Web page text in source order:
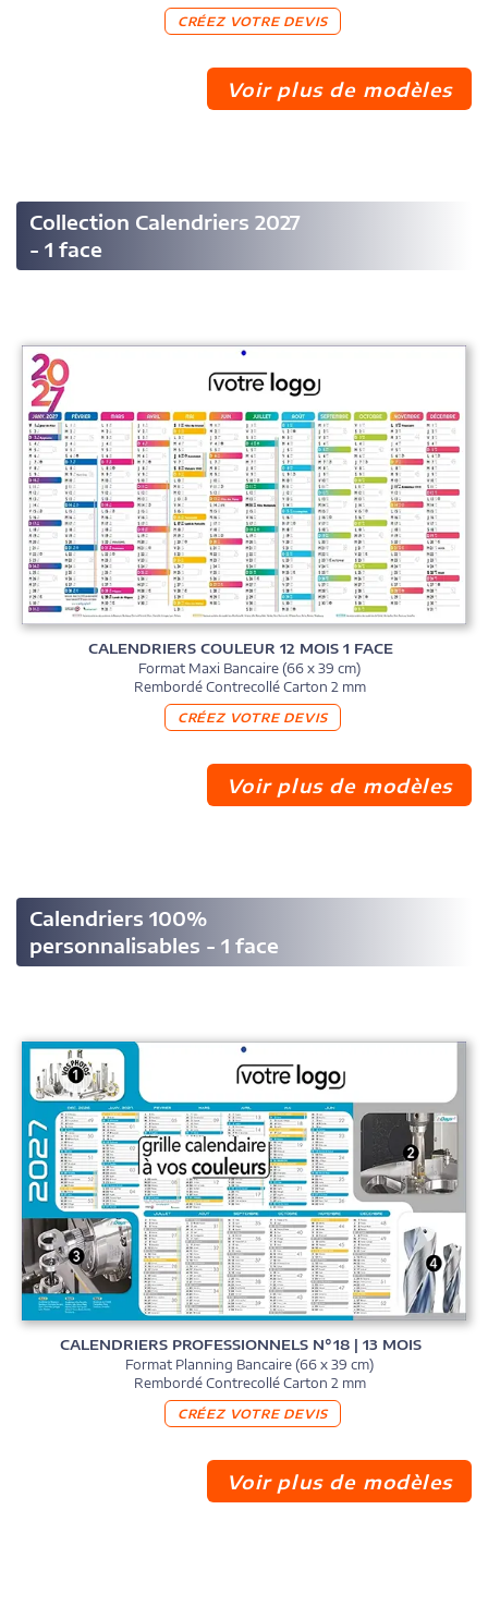
CRÉEZ VOTRE DEVIS
Voir plus de modèles
Collection Calendriers 2027
- 1 face
CALENDRIERS COULEUR 12 MOIS 1 FACE
Format Maxi Bancaire (66 x 39 cm)
Rembordé Contrecollé Carton 2 mm
CRÉEZ VOTRE DEVIS
Voir plus de modèles
Calendriers 100%
personnalisables - 1 face
CALENDRIERS PROFESSIONNELS N°18 | 13 MOIS
Format Planning Bancaire (66 x 39 cm)
Rembordé Contrecollé Carton 2 mm
CRÉEZ VOTRE DEVIS
Voir plus de modèles